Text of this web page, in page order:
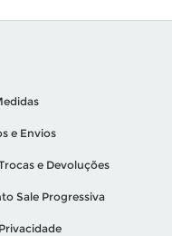
e Envios
e Devoluções
Sale Progressiva